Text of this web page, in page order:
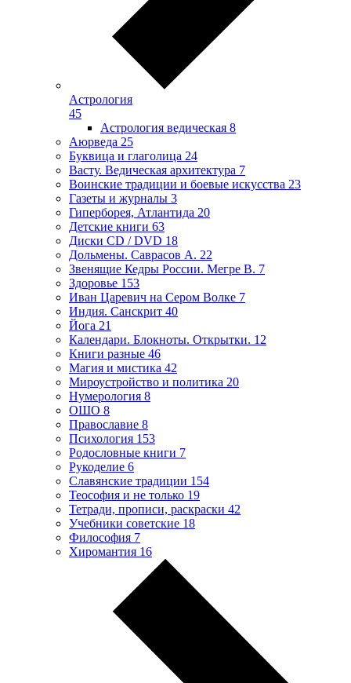
Астрология
45
Астрология ведическая 8
Аюрведа 25
Буквица и глаголица 24
Васту. Ведическая архитектура 7
Воинские традиции и боевые искусства 23
Газеты и журналы 3
Гиперборея, Атлантида 20
Детские книги 63
Диски CD / DVD 18
Дольмены. Саврасов А. 22
Звенящие Кедры России. Мегре В. 7
Здоровье 153
Иван Царевич на Сером Волке 7
Индия. Санскрит 40
Йога 21
Календари. Блокноты. Открытки. 12
Книги разные 46
Магия и мистика 42
Мироустройство и политика 20
Нумерология 8
ОШО 8
Православие 8
Психология 153
Родословные книги 7
Рукоделие 6
Славянские традиции 154
Теософия и не только 19
Тетради, прописи, раскраски 42
Учебники советские 18
Философия 7
Хиромантия 16